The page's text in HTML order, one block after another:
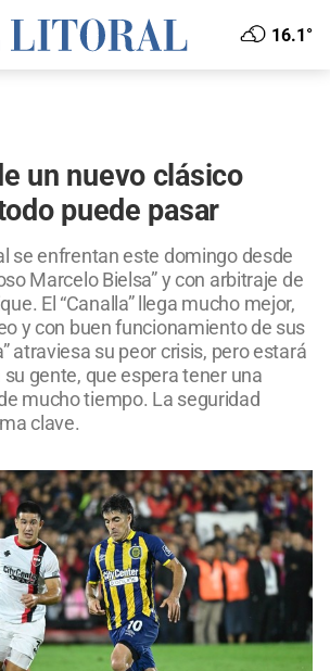
16.1°
un nuevo clásico
puede pasar
se enfrentan este domingo desde
Marcelo Bielsa” y con arbitraje de
El “Canalla” llega mucho mejor,
y con buen funcionamiento de sus
atraviesa su peor crisis, pero estará
gente, que espera tener una
mucho tiempo. La seguridad
clave.